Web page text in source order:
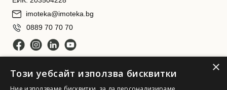
imoteka@imoteka.bg
0889 70 70 70
×
Този уебсайт използва бисквитки